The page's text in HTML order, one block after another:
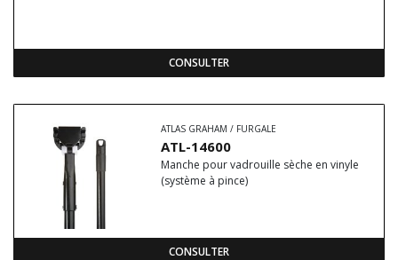
CONSULTER
ATLAS GRAHAM / FURGALE
ATL-14600
Manche pour vadrouille sèche en vinyle
(système à pince)
CONSULTER